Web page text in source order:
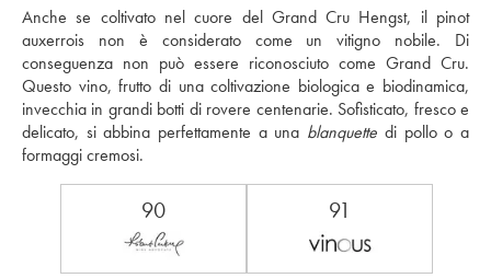
Anche se coltivato nel cuore del Grand Cru Hengst, il pinot
auxerrois non è considerato come un vitigno nobile. Di
conseguenza non può essere riconosciuto come Grand Cru.
Questo vino, frutto di una coltivazione biologica e biodinamica,
invecchia in grandi botti di rovere centenarie. Sofisticato, fresco e
delicato, si abbina perfettamente a una blanquette di pollo o a
formaggi cremosi.
90 91